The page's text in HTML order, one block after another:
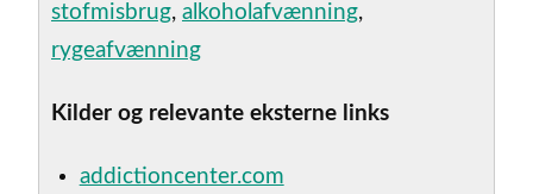
stofmisbrug, alkoholafvænning,
rygeafvænning
Kilder og relevante eksterne links
addictioncenter.com